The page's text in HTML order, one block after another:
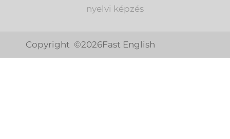
nyelvi képzés
Copyright ©2026Fast English